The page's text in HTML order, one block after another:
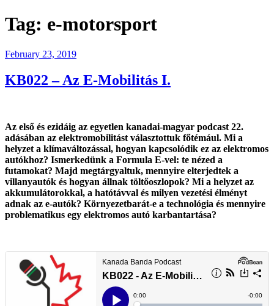
Tag: e-motorsport
Posted
February 23, 2019
KB022 – Az E-Mobilitás I.
Az első és ezidáig az egyetlen kanadai-magyar podcast 22.
adásában az elektromobilitást választottuk főtémául. Mi a
helyzet a klímaváltozással, hogyan kapcsolódik ez az elektromos
autókhoz? Ismerkedünk a Formula E-vel: te nézed a
futamokat? Majd megtárgyaltuk, mennyire elterjedtek a
villanyautók és hogyan állnak töltőoszlopok? Mi a helyzet az
akkumulátorokkal, a hatótávval és milyen vezetési élményt
adnak az e-autók? Környezetbarát-e a technológia és mennyire
problematikus egy elektromos autó karbantartása?